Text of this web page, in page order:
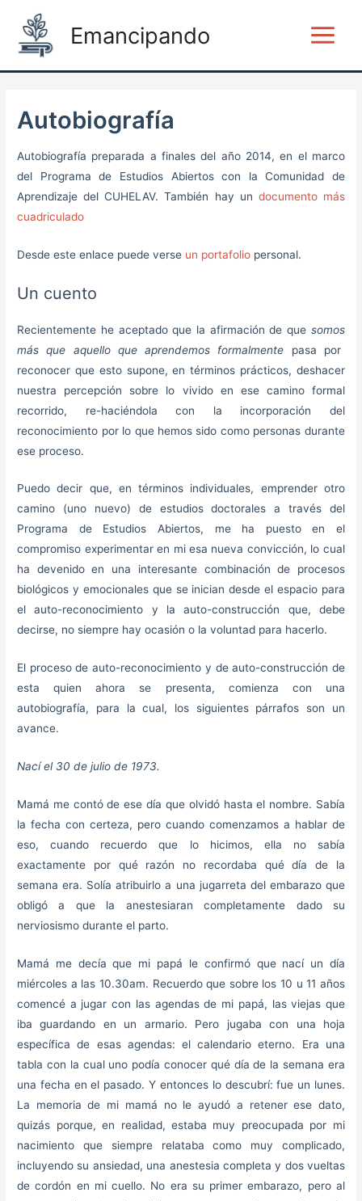
contenido
Emancipando
Menu
Autobiografía
Autobiografía preparada a finales del año 2014, en el marco
del Programa de Estudios Abiertos con la Comunidad de
Aprendizaje del CUHELAV. También hay un documento más
cuadriculado
Desde este enlace puede verse un portafolio personal.
Un cuento
Recientemente he aceptado que la afirmación de que somos
más que aquello queaprendemos formalmente pasa por
reconocer que esto supone, en términos prácticos, deshacer
nuestra percepción sobre lo vivido en ese camino formal
recorrido, re-haciéndola con la incorporación del
reconocimiento por lo que hemos sido como personas durante
ese proceso.
Puedo decir que, en términos individuales, emprender otro
camino (uno nuevo) de estudios doctorales a través del
Programa de Estudios Abiertos, me ha puesto en el
compromiso experimentar en mi esa nueva convicción, lo cual
ha devenido en una interesante combinación de procesos
biológicos y emocionales que se inician desde el espacio para
el auto-reconocimiento y la auto-construcción que, debe
decirse, no siempre hay ocasión o la voluntad para hacerlo.
El proceso de auto-reconocimiento y de auto-construcción de
esta quien ahora se presenta, comienza con una
autobiografía, para la cual, los siguientes párrafos son un
avance.
Nací el 30 de julio de 1973.
Mamá me contó de ese día que olvidó hasta el nombre. Sabía
la fecha con certeza, pero cuando comenzamos a hablar de
eso, cuando recuerdo que lo hicimos, ella no sabía
exactamente por qué razón no recordaba qué día de la
semana era. Solía atribuirlo a una jugarreta del embarazo que
obligó a que la anestesiaran completamente dado su
nerviosismo durante el parto.
Mamá me decía que mi papá le confirmó que nací un día
miércoles a las 10.30am. Recuerdo que sobre los 10 u 11 años
comencé a jugar con las agendas de mi papá, las viejas que
iba guardando en un armario. Pero jugaba con una hoja
específica de esas agendas: el calendario eterno. Era una
tabla con la cual uno podía conocer qué día de la semana era
una fecha en el pasado. Y entonces lo descubrí: fue un lunes.
La memoria de mi mamá no le ayudó a retener ese dato,
quizás porque, en realidad, estaba muy preocupada por mi
nacimiento que siempre relataba como muy complicado,
incluyendo su ansiedad, una anestesia completa y dos vueltas
de cordón en mi cuello. No era su primer embarazo, pero al